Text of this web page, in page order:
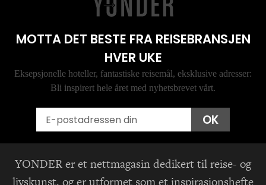
MOTTA DET BESTE FRA REISEBRANSJEN
HVER UKE
Eksepsjonelle hoteller, fantastiske reisemål, eksklusive adresser:
Bli inspirert hele året med nyhetsbrevet vårt.
OK
YONDER er et nettmagasin dedikert til reise- og
livskunst, og er utformet som et inspirasjonshefte